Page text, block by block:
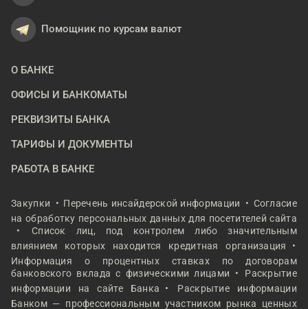
Помощник по курсам валют
О БАНКЕ
ОФИСЫ И БАНКОМАТЫ
РЕКВИЗИТЫ БАНКА
ТАРИФЫ И ДОКУМЕНТЫ
РАБОТА В БАНКЕ
Закупки Перечень инсайдерской информации
Согласие
на обработку персональных данных для посетителей сайта
Список лиц, под контролем либо значительным
влиянием которых находится кредитная организация
Информация о процентных ставках по договорам
банковского вклада с физическими лицами
Раскрытие
информации на сайте Банка
Раскрытие информации
Банком — профессиональным участником рынка ценных